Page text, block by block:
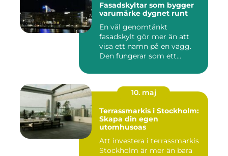
Fasadskyltar som bygger
varumärke dygnet runt
En väl genomtänkt
fasadskylt gör mer än att
visa ett namn på en vägg.
Den fungerar som ett
10. maj
Terrassmarkis i Stockholm:
Skapa din egen
utomhusoas
Att investera i terrassmarkis
Stockholm är mer än bara